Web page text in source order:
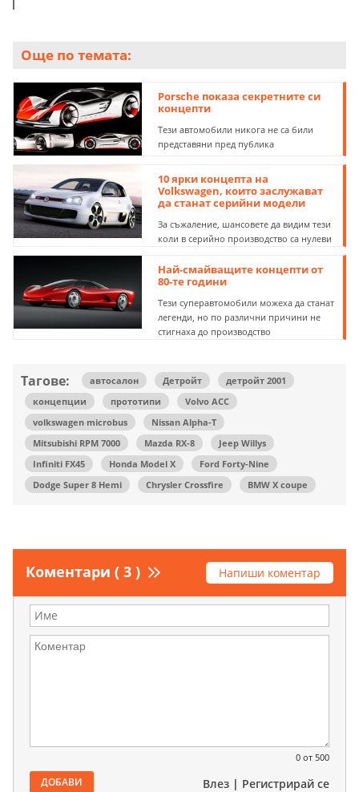
Още по темата:
Porsche показа секретните си
концепти
Тези автомобили никога не са били
представяни пред публика
10 ярки концепта на
Volkswagen, които заслужават
да станат серийни модели
За съжаление, шансовете да видим тези
коли в серийно производство са нулеви
Най-смайващите концепти от
80-те години
Тези суперавтомобили можеха да станат
легенди, но по различни причини не
стигнаха до производство
Тагове: автосалон Детройт
детройт 2001
концепции
прототипи
Volvo ACC
volkswagen microbus
Nissan Alpha-T
Mitsubishi RPM 7000
Mazda RX-8
Jeep Willys
Infiniti FX45
Honda Model X
Ford Forty-Nine
Dodge Super 8 Hemi
Chrysler Crossfire BMW X coupe
Коментари ( 3 ) Напиши коментар
0 от 500
ДОБАВИ Влез | Регистрирай се